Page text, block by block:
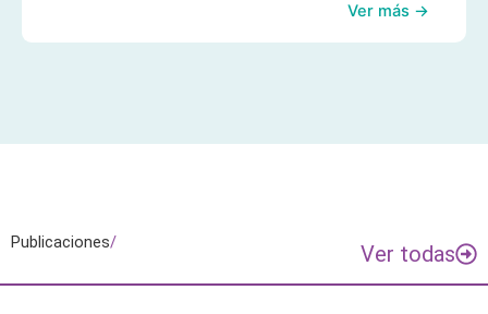
Ver más →
Publicaciones/ Ver todas